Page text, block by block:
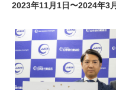
2023年11月1日〜2024年3